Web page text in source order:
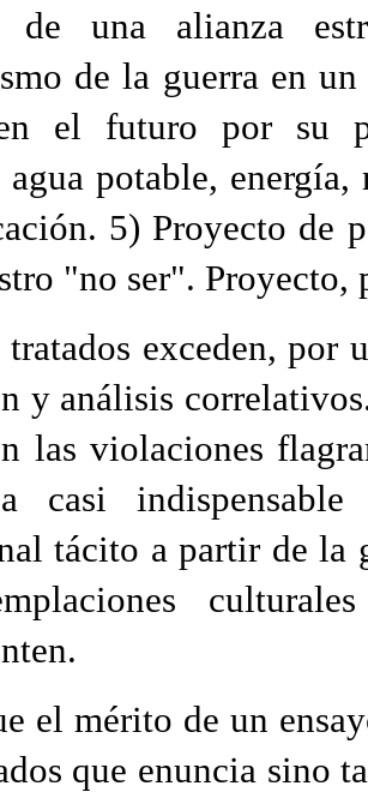
de una alianza
de la guerra en un
el futuro por su
agua potable,
5) Proyecto de
"no ser". Proyecto,
tratados exceden, por
y análisis
las violaciones
casi
tácito a partir de la
el mérito de un
que enuncia sino